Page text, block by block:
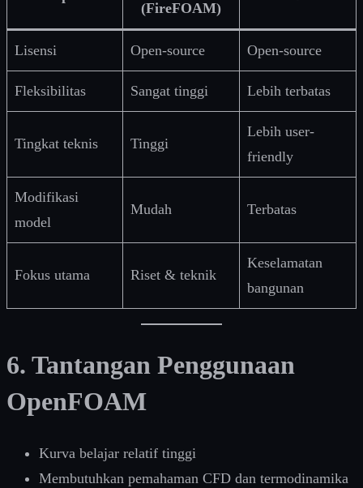
(FireFOAM)
Lisensi Open-source Open-source
Fleksibilitas Sangat tinggi Lebih terbatas
Tingkat teknis Tinggi
Lebih user-
friendly
Modifikasi
model
Mudah Terbatas
Fokus utama Riset & teknik
Keselamatan
bangunan
6. Tantangan Penggunaan
OpenFOAM
Kurva belajar relatif tinggi
Membutuhkan pemahaman CFD dan termodinamika